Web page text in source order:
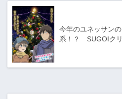
今年のユネッサン
系！？ SUGOIク